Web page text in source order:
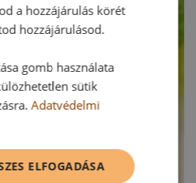
a hozzájárulás körét
hozzájárulásod.
gomb használata
sütik
Adatvédelmi
ELFOGADÁSA